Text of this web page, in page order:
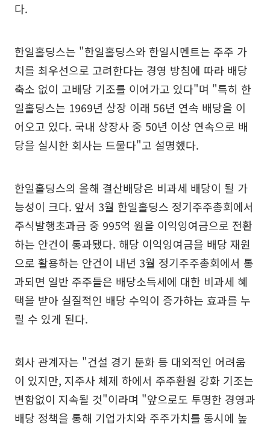
다.
한일홀딩스는 "한일홀딩스와 한일시멘트는 주주 가
치를 최우선으로 고려한다는 경영 방침에 따라 배당
축소 없이 고배당 기조를 이어가고 있다"며 "특히 한
일홀딩스는 1969년 상장 이래 56년 연속 배당을 이
어오고 있다. 국내 상장사 중 50년 이상 연속으로 배
당을 실시한 회사는 드물다"고 설명했다.
한일홀딩스의 올해 결산배당은 비과세 배당이 될 가
능성이 크다. 앞서 3월 한일홀딩스 정기주주총회에서
주식발행초과금 중 995억 원을 이익잉여금으로 전환
하는 안건이 통과됐다. 해당 이익잉여금을 배당 재원
으로 활용하는 안건이 내년 3월 정기주주총회에서 통
과되면 일반 주주들은 배당소득세에 대한 비과세 혜
택을 받아 실질적인 배당 수익이 증가하는 효과를 누
릴 수 있게 된다.
회사 관계자는 "건설 경기 둔화 등 대외적인 어려움
이 있지만, 지주사 체제 하에서 주주환원 강화 기조는
변함없이 지속될 것"이라며 "앞으로도 투명한 경영과
배당 정책을 통해 기업가치와 주주가치를 동시에 높